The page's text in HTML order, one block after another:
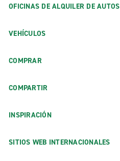
OFICINAS DE ALQUILER DE AUTOS
VEHÍCULOS
COMPRAR
COMPARTIR
INSPIRACIÓN
SITIOS WEB INTERNACIONALES